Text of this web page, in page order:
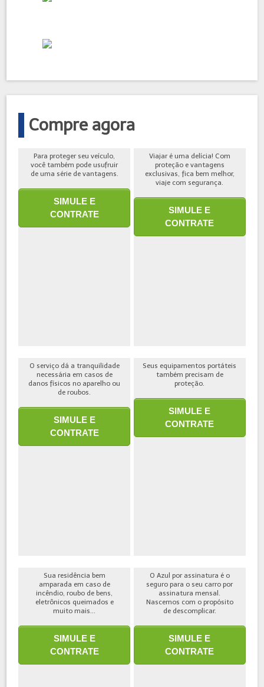
Compre agora
Para proteger seu veículo,
você também pode usufruir
de uma série de vantagens.
SIMULE E
CONTRATE
Viajar é uma delícia! Com
proteção e vantagens
exclusivas, fica bem melhor,
viaje com segurança.
SIMULE E
CONTRATE
O serviço dá a tranquilidade
necessária em casos de
danos físicos no aparelho ou
de roubos.
SIMULE E
CONTRATE
Seus equipamentos portáteis
também precisam de
proteção.
SIMULE E
CONTRATE
Sua residência bem
amparada em caso de
incêndio, roubo de bens,
eletrônicos queimados e
muito mais...
SIMULE E
CONTRATE
O Azul por assinatura é o
seguro para o seu carro por
assinatura mensal.
Nascemos com o propósito
de descomplicar.
SIMULE E
CONTRATE